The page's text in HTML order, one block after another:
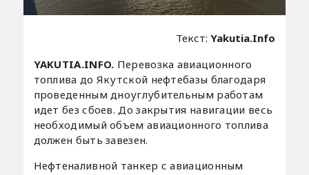
Текст:Yakutia.Info
YAKUTIA.INFO. Перевозка авиационного
топлива до Якутской нефтебазы благодаря
проведенным дноуглубительным работам
идет без сбоев. До закрытия навигации весь
необходимый объем авиационного топлива
должен быть завезен.
Нефтеналивной танкер с авиационным